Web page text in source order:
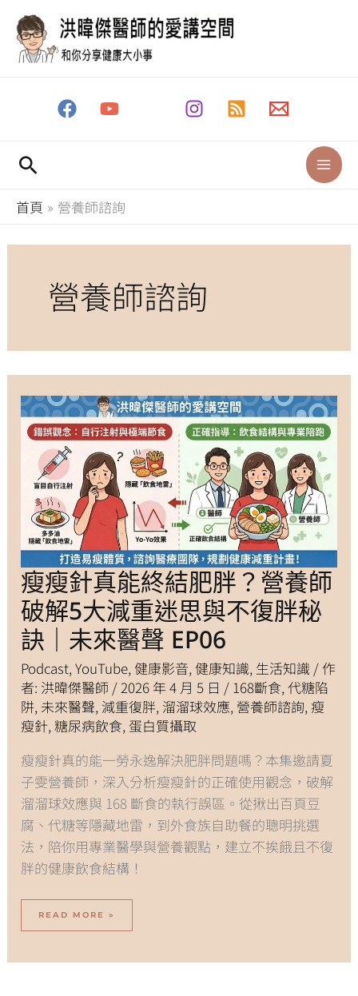
搜
尋
首頁 營養師諮詢
營養師諮詢
瘦瘦針真能終結肥胖？營養師
破解5大減重迷思與不復胖秘
訣｜未來醫聲 EP06
Podcast,YouTube,健康影音,健康知識, 生活知識 / 作
者: 洪暐傑醫師 /2026 年 4 月 5 日 / 168斷食,代糖陷
阱, 未來醫聲, 減重復胖, 溜溜球效應, 營養師諮詢, 瘦
瘦針,糖尿病飲食, 蛋白質攝取
瘦瘦針真的能一勞永逸解決肥胖問題嗎？本集邀請夏
子雯營養師，深入分析瘦瘦針的正確使用觀念，破解
溜溜球效應與 168 斷食的執行誤區。從揪出百頁豆
腐、代糖等隱藏地雷，到外食族自助餐的聰明挑選
法，陪你用專業醫學與營養觀點，建立不挨餓且不復
胖的健康飲食結構！
瘦
瘦
針
真
能
終
結
胖？
營
養
破
解
5
大
減
重
迷
思
與
胖
秘
｜
未
醫
聲
EP06
READ MORE »